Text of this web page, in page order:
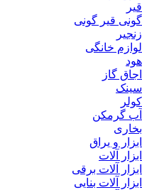
قیر
گونی قیر گونی
زنجیر
لوازم خانگی
هود
اجاق گاز
سینک
کولر
آب گرمکن
بخاری
ابزار و یراق
ابزار آلات
ابزار آلات برقی
ابزار آلات بنایی